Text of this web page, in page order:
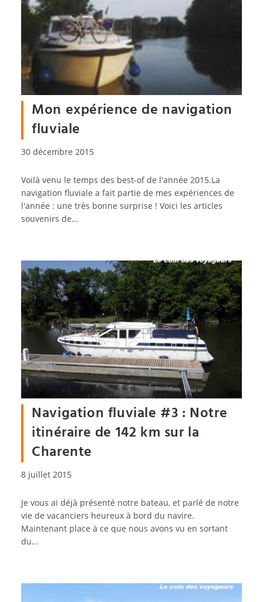
Mon expérience de navigation
fluviale
Publication
30 décembre 2015
Voilà venu le temps des best-of de l'année 2015.La
navigation fluviale a fait partie de mes expériences de
l'année : une très bonne surprise ! Voici les articles
souvenirs de…
Navigation fluviale #3 : Notre
itinéraire de 142 km sur la
Charente
Publication
8 juillet 2015
Je vous ai déjà présenté notre bateau, et parlé de notre
vie de vacanciers heureux à bord du navire.
Maintenant place à ce que nous avons vu en sortant
du…